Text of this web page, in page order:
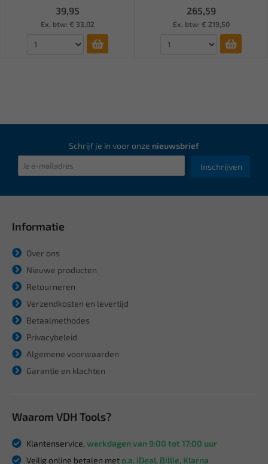
39,95
Ex. btw: € 33,02
265,59
Ex. btw: € 219,50
Schrijf je in voor onze nieuwsbrief
Inschrijven
Informatie
Over ons
Nieuwe producten
Retourneren
Verzendkosten en levertijd
Betaalmethodes
Privacybeleid
Algemene voorwaarden
Garantie en klachten
Waarom VDH Tools?
Klantenservice, werkdagen van 9:00 tot 17:00 uur
Veilig online betalen meto.a. iDeal, Billie, Klarna